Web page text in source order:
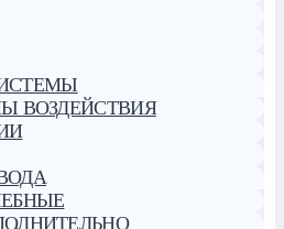
ВОЗДЕЙСТВИЯ